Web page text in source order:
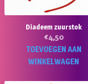
Diadeem zuurstok
€4,50
TOEVOEGEN AAN
WINKELWAGEN